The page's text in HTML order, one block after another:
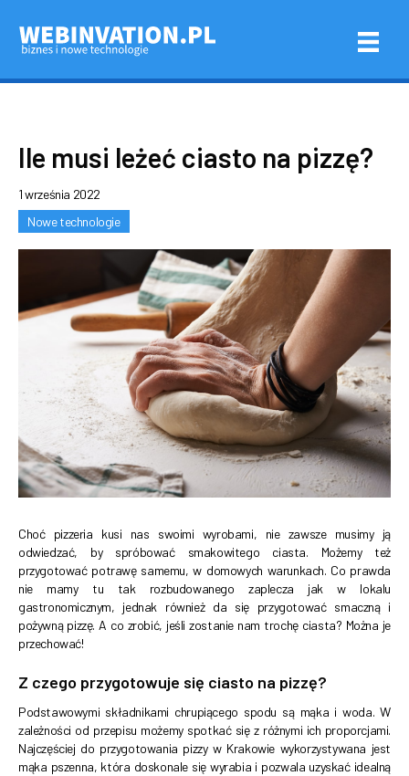
Ile musi leżeć ciasto na pizzę?
1 września 2022
Nowe technologie
Choć pizzeria kusi nas swoimi wyrobami, nie zawsze musimy ją
odwiedzać, by spróbować smakowitego ciasta. Możemy też
przygotować potrawę samemu, w domowych warunkach. Co prawda
nie mamy tu tak rozbudowanego zaplecza jak w lokalu
gastronomicznym, jednak również da się przygotować smaczną i
pożywną pizzę. A co zrobić, jeśli zostanie nam trochę ciasta? Można je
przechować!
Z czego przygotowuje się ciasto na pizzę?
Podstawowymi składnikami chrupiącego spodu są mąka i woda. W
zależności od przepisu możemy spotkać się z różnymi ich proporcjami.
Najczęściej do przygotowania pizzy w Krakowie wykorzystywana jest
mąka pszenna, która doskonale się wyrabia i pozwala uzyskać idealną